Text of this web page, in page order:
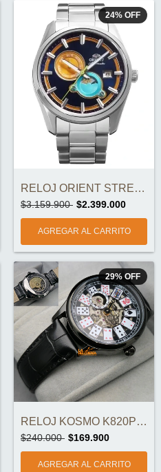
24% OFF
RELOJ ORIENT STRETTO DAT & NIGHT RA-...
$3.159.900 $2.399.000
29% OFF
RELOJ KOSMO K820P AUTOMÁTICO ORIGINAL
$240.000 $169.900